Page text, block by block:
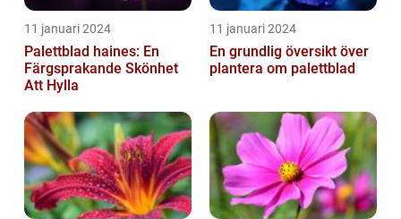
11 januari 2024
Palettblad haines: En
Färgsprakande Skönhet
Att Hylla
11 januari 2024
En grundlig översikt över
plantera om palettblad